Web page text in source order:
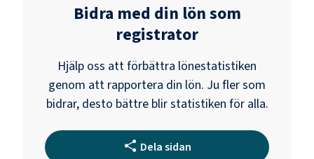
Bidra med din lön som
registrator
Hjälp oss att förbättra lönestatistiken
genom att rapportera din lön. Ju fler som
bidrar, desto bättre blir statistiken för alla.
Dela sidan